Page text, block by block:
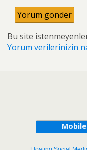
Bu site
Yorum verilerinizin
Mobile